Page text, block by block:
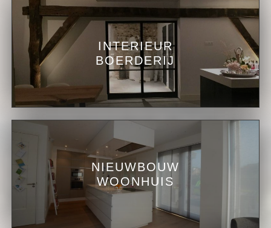
INTERIEUR
BOERDERIJ
NIEUWBOUW
WOONHUIS